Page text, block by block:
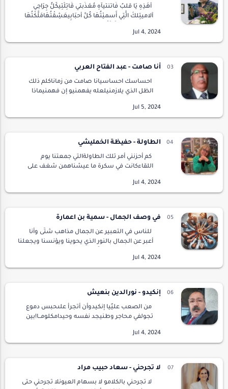
أَهَذِهِ يَا قلبُ فَاتنتيآهِ مُعَذِّبتي قَاتِلَتِيكُلُّ جِرَاحِي
آلاميتِلكَ الَّتِي أَسميْتُهَا كُلَّ أحبَابِيعَشِقْتُهَامَلَّكْتُهَا
أنا صامت - عبد الفتاح العربي
احساسك احساسيانا صامت من زماناكلم ذلك
الظل الذي يلازمنيلعله يفهمنيو إن فهمنيماذا
شربلا يعلم شيئاإلا أنه عاريعار عليهلا يستر جاره
و…
الطاولة - حفيظة الخمليشي
كم أحزنني أمر تلك الطاولةالتي جمعتنا يوم
اللقاءكانت في سكرة ما عيشناهمن شغف على
هي تعانقشواطىء عينيكنبرة صوتكوهي تنسكب
شهدا على قلبيأنا ب…
في وصف الجمال - سمية بن اعمارة
للناس في التعبير عن الجمال مذاهب شتّى وأنا
أعبر عن الجمال بالنور الذي يحوينا ويؤنسنا ويجعلنا
الذكاء وتجمّله الأخلاق الحميدة ما يلبث…
إنكيدو - نورالدين بنعيش
من الصعب عليٌيا إنكيدوأن أتجرأ علىحبس دموع
تجولفي محاجر وطنيجد نفسه وحيدامكلومــا!بين
يُجلدبسياط متعطشين للانتقاميتحسس نبض
كلماتيمحمومــاعليه…
لا تجرحني - سعاد حبيب مراد
لا تجرحني بالكلامو لا بسهام العيونلا تجرحني حتى